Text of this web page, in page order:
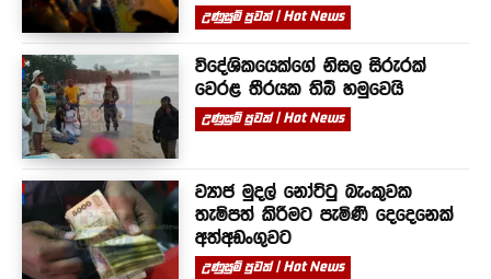
උණුසුම් පුවත් | Hot News
විදේශිකයෙක්ගේ නිසල සිරුරක්
වෙරළ තීරයක තිබී හමුවෙයි
උණුසුම් පුවත් | Hot News
ව්‍යාජ මුදල් නෝට්ටු බැංකුවක
තැම්පත් කිරීමට පැමිණි දෙදෙනෙක්
අත්අඩංගුවට
උණුසුම් පුවත් | Hot News